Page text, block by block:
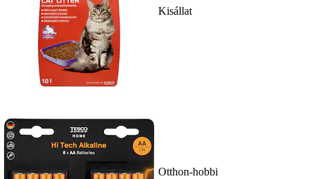
Kisállat
Otthon-hobbi